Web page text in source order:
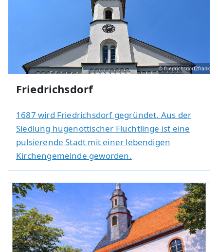
© friedrichsdorf2frank
Friedrichsdorf
1687 wird Friedrichsdorf gegründet. Aus der
Siedlung hugenottischer Flüchtlinge ist eine
pulsierende Stadt mit einer lebendigen
Kirchengemeinde geworden.